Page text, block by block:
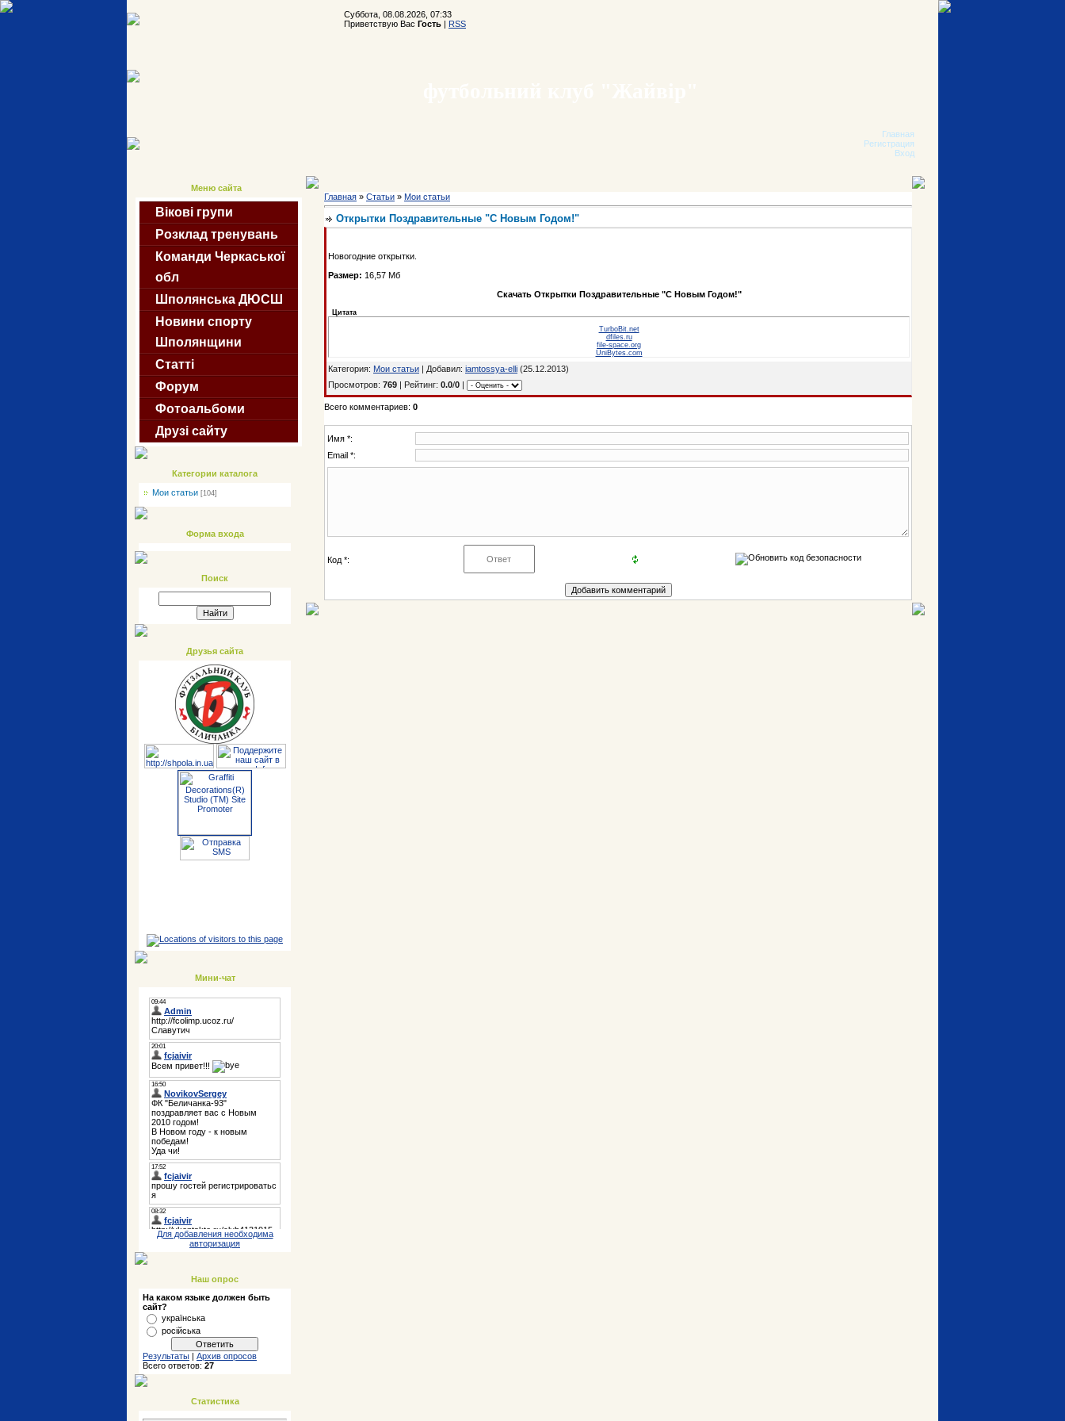
Суббота, 08.08.2026, 07:33
Приветствую Вас Гость | RSS
Главная
Регистрация
Вход
Меню сайта
Вікові групи
Розклад тренувань
Команди Черкаської
обл
Шполянська ДЮСШ
Новини спорту
Шполянщини
Статті
Форум
Фотоальбоми
Друзі сайту
Категории каталога
Мои статьи [104]
Форма входа
Поиск
Друзья сайта
Мини-чат
Для добавления необходима
авторизация
Наш опрос
На каком языке должен быть
сайт?
українська
російська
Результаты | Архив опросов
Всего ответов: 27
Статистика
Главная » Статьи » Мои статьи
Открытки Поздравительные "С Новым Годом!"
Новогодние открытки.
Размер: 16,57 Мб
Скачать Открытки Поздравительные "С Новым Годом!"
Цитата
TurboBit.net
dfiles.ru
file-space.org
UniBytes.com
Категория: Мои статьи | Добавил: iamtossya-elli (25.12.2013)
Просмотров: 769 | Рейтинг: 0.0/0 |
Всего комментариев: 0
Имя *:
Email *:
Код *: